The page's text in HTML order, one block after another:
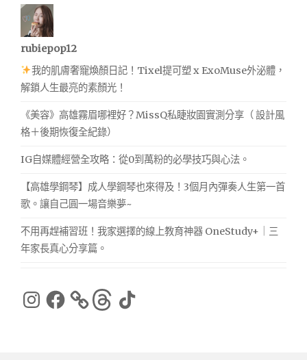
rubiepop12
我的肌膚奢寵煥顏日記！Tixel提可塑 x ExoMuse外泌體，
解鎖人生最亮的素顏光！
《美容》高雄霧眉哪裡好？MissQ私睫妝園實測分享（ 設計風
格＋後期恢復全紀錄）
IG自媒體經營全攻略：從0到萬粉的必學技巧與心法。
【高雄學鋼琴】成人學鋼琴也來得及！3個月內彈奏人生第一首
歌。讓自己圓一場音樂夢~
不用再趕補習班！我家選擇的線上教育神器 OneStudy+｜三
年家長真心分享篇。
Instagram
Facebook ThreadsTikTok